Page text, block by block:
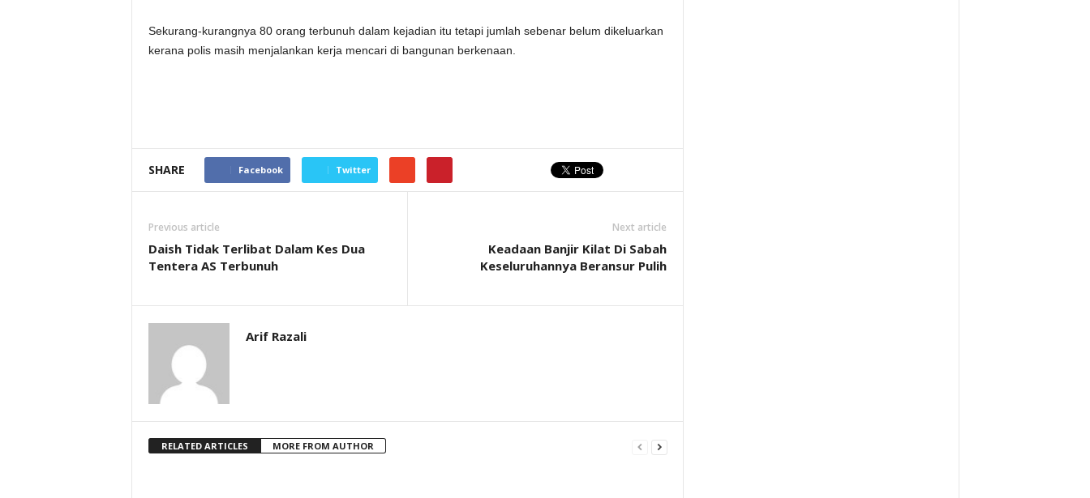
Sekurang-kurangnya 80 orang terbunuh dalam kejadian itu tetapi jumlah sebenar belum dikeluarkan
kerana polis masih menjalankan kerja mencari di bangunan berkenaan.
SHARE Facebook Twitter
Previous article
Daish Tidak Terlibat Dalam Kes Dua
Tentera AS Terbunuh
Next article
Keadaan Banjir Kilat Di Sabah
Keseluruhannya Beransur Pulih
Arif Razali
RELATED ARTICLES MORE FROM AUTHOR